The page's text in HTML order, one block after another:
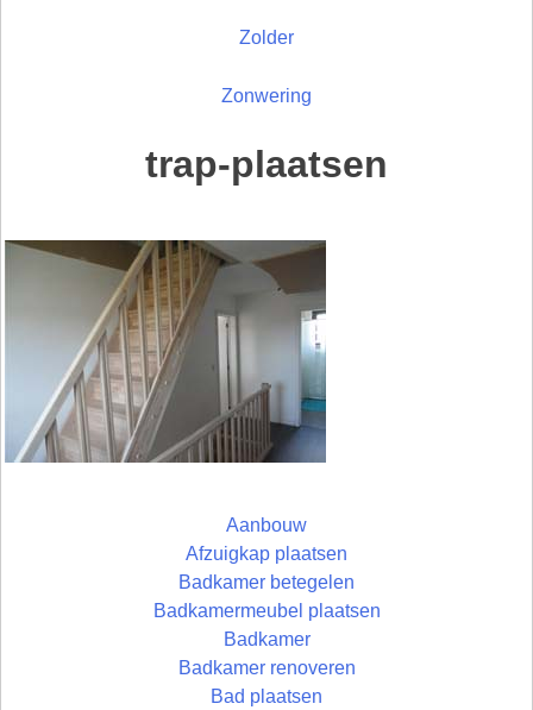
Zolder
Zonwering
trap-plaatsen
Aanbouw
Afzuigkap plaatsen
Badkamer betegelen
Badkamermeubel plaatsen
Badkamer
Badkamer renoveren
Bad plaatsen